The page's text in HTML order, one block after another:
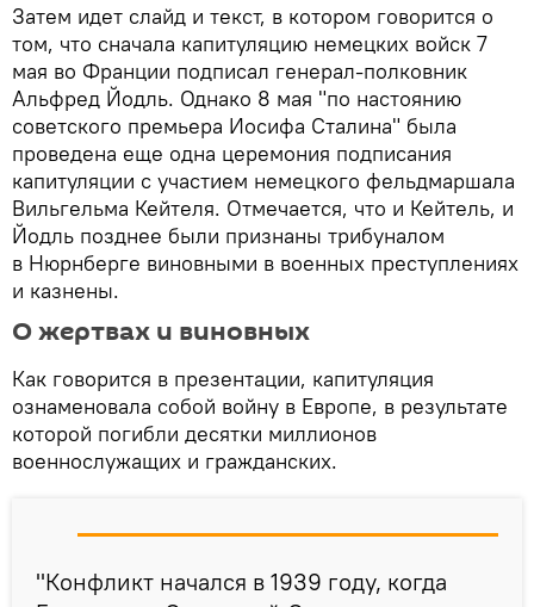
Затем идет слайд и текст, в котором говорится о
том, что сначала капитуляцию немецких войск 7
мая во Франции подписал генерал-полковник
Альфред Йодль. Однако 8 мая "по настоянию
советского премьера Иосифа Сталина" была
проведена еще одна церемония подписания
капитуляции с участием немецкого фельдмаршала
Вильгельма Кейтеля. Отмечается, что и Кейтель, и
Йодль позднее были признаны трибуналом
в Нюрнберге виновными в военных преступлениях
и казнены.
О жертвах и виновных
Как говорится в презентации, капитуляция
ознаменовала собой войну в Европе, в результате
которой погибли десятки миллионов
военнослужащих и гражданских.
"Конфликт начался в 1939 году, когда